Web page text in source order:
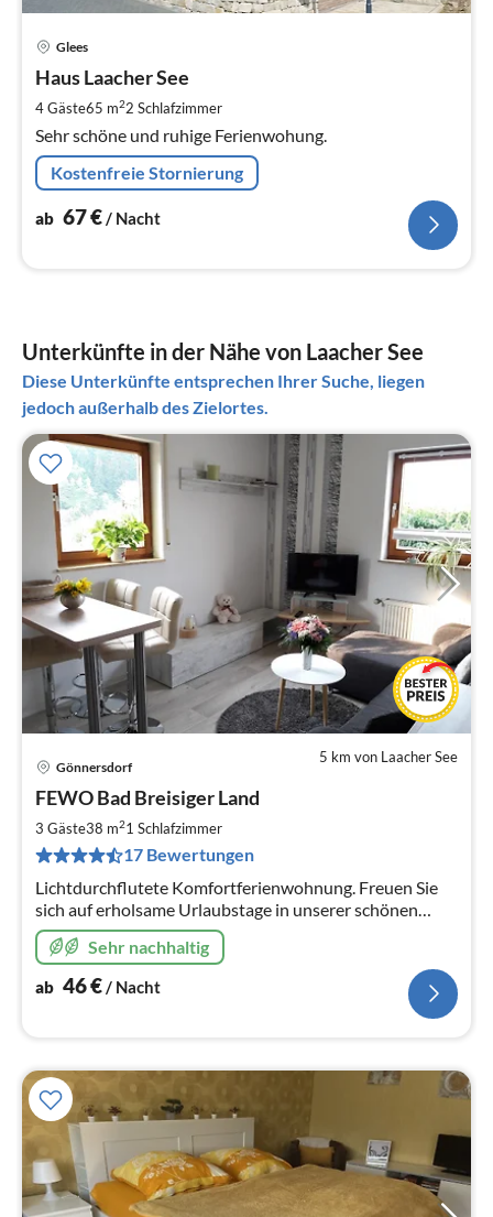
Glees
Haus Laacher See
4 Gäste65 m22 Schlafzimmer
Sehr schöne und ruhige Ferienwohung.
Kostenfreie Stornierung
ab 67€/ Nacht
Unterkünfte in der Nähe von Laacher See
Diese Unterkünfte entsprechen Ihrer Suche, liegen
jedoch außerhalb des Zielortes.
5 km von Laacher See
Gönnersdorf
FEWO Bad Breisiger Land
3 Gäste38 m21 Schlafzimmer
17 Bewertungen
Lichtdurchflutete Komfortferienwohnung. Freuen Sie
sich auf erholsame Urlaubstage in unserer schönen
Ferienwohnung. Hier finden Sie Aktivitäten und Ruhe in
malerischer Umgebung.
Sehr nachhaltig
ab 46€/ Nacht